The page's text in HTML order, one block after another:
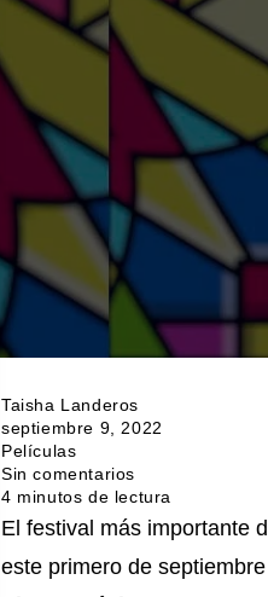
Taisha Landeros
septiembre 9, 2022
Películas
Sin comentarios
4 minutos de lectura
El festival más importante
este primero de